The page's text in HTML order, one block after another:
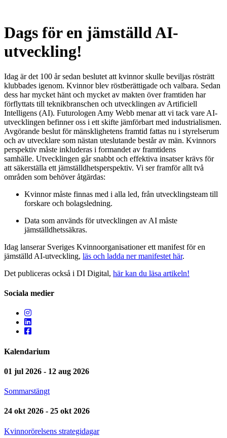
Dags för en jämställd AI-
utveckling!
Idag är det 100 år sedan beslutet att kvinnor skulle beviljas rösträtt
klubbades igenom. Kvinnor blev röstberättigade och valbara. Sedan
dess har mycket hänt och mycket av makten över framtiden har
förflyttats till teknikbranschen och utvecklingen av Artificiell
Intelligens (AI). Futurologen Amy Webb menar att vi tack vare AI-
utvecklingen befinner oss i ett skifte jämförbart med industrialismen.
Avgörande beslut för mänsklighetens framtid fattas nu i styrelserum
och av utvecklare som nästan uteslutande består av män. Kvinnors
perspektiv måste inkluderas i formandet av framtidens
samhälle. Utvecklingen går snabbt och effektiva insatser krävs för
att säkerställa ett jämställdhetsperspektiv. Vi ser framför allt två
områden som behöver åtgärdas:
Kvinnor måste finnas med i alla led, från utvecklingsteam till
forskare och bolagsledning.
Data som används för utvecklingen av AI måste
jämställdhetssäkras.
Idag lanserar Sveriges Kvinnoorganisationer ett manifest för en
jämställd AI-utveckling, läs och ladda ner manifestet här.
Det publiceras också i DI Digital, här kan du läsa artikeln!
Sociala medier
Kalendarium
01 jul 2026 - 12 aug 2026
Sommarstängt
24 okt 2026 - 25 okt 2026
Kvinnorörelsens strategidagar